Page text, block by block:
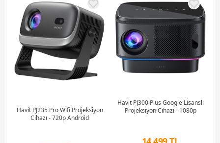
Havit PJ235 Pro Wifi Projeksiyon
Cihazı - 720p Android
Havit PJ300 Plus Google Lisanslı
Projeksiyon Cihazı - 1080p